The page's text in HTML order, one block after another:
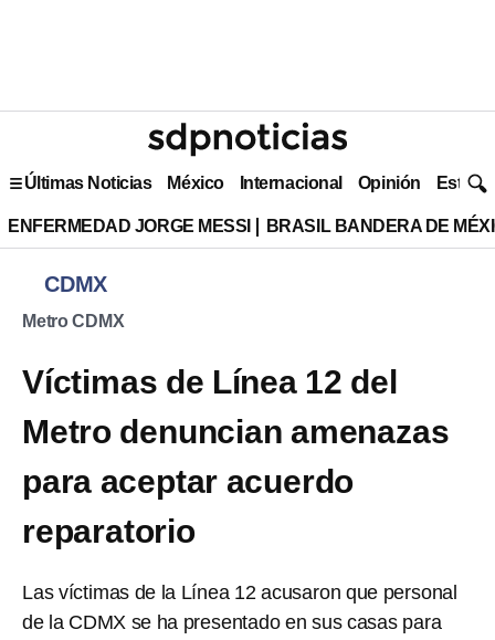
Últimas Noticias México Internacional Opinión Estilo
ENFERMEDAD JORGE MESSI BRASIL BANDERA DE
CDMX
Metro CDMX
Víctimas de Línea 12 del
Metro denuncian amenazas
para aceptar acuerdo
reparatorio
Las víctimas de la Línea 12 acusaron que personal
de la CDMX se ha presentado en sus casas para